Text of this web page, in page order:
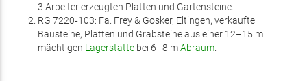
3 Arbeiter erzeugten Platten und Gartensteine.
RG 7220‑103: Fa. Frey & Gosker, Eltingen, verkaufte
Bausteine, Platten und Grabsteine aus einer 12–15 m
mächtigen Lagerstätte bei 6–8 mAbraum.